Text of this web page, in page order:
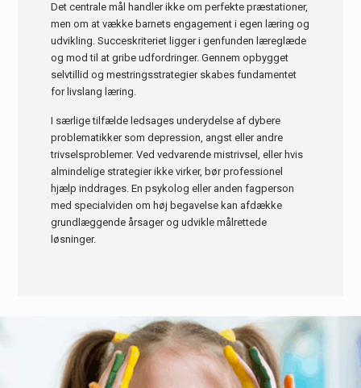
Det centrale mål handler ikke om perfekte præstationer,
men om at vække barnets engagement i egen læring og
udvikling. Succeskriteriet ligger i genfunden læreglæde
og mod til at gribe udfordringer. Gennem opbygget
selvtillid og mestringsstrategier skabes fundamentet
for livslang læring.
I særlige tilfælde ledsages underydelse af dybere
problematikker som depression, angst eller andre
trivselsproblemer. Ved vedvarende mistrivsel, eller hvis
almindelige strategier ikke virker, bør professionel
hjælp inddrages. En psykolog eller anden fagperson
med specialviden om høj begavelse kan afdække
grundlæggende årsager og udvikle målrettede
løsninger.